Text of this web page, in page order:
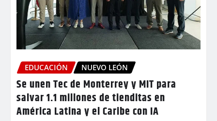
EDUCACIÓN NUEVO LEÓN
Se unen Tec de Monterrey y MIT para
salvar 1.1 millones de tienditas en
América Latina y el Caribe con IA